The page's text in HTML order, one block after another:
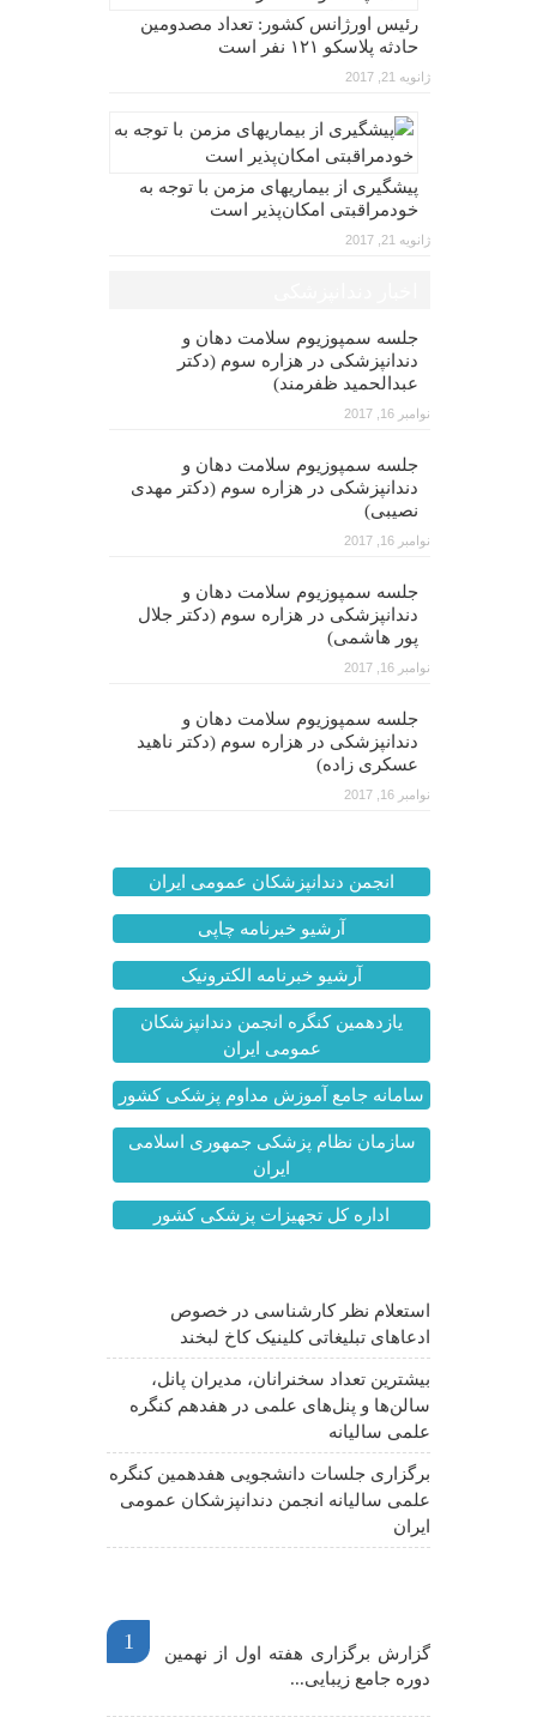
رئیس اورژانس کشور: تعداد مصدومین
حادثه پلاسکو ۱۲۱ نفر است
ژانویه 21, 2017
پیشگیری از بیماریهای مزمن با توجه به
خودمراقبتی امکان‌پذیر است
ژانویه 21, 2017
جلسه سمپوزیوم سلامت دهان و
دندانپزشکی در هزاره سوم (دکتر
عبدالحمید ظفرمند)
نوامبر 16, 2017
جلسه سمپوزیوم سلامت دهان و
دندانپزشکی در هزاره سوم (دکتر مهدی
نصیبی)
نوامبر 16, 2017
جلسه سمپوزیوم سلامت دهان و
دندانپزشکی در هزاره سوم (دکتر جلال
پور هاشمی)
نوامبر 16, 2017
جلسه سمپوزیوم سلامت دهان و
دندانپزشکی در هزاره سوم (دکتر ناهید
عسکری زاده)
نوامبر 16, 2017
انجمن دندانپزشکان عمومی ایران
آرشیو خبرنامه چاپی
آرشیو خبرنامه الکترونیک
یازدهمین کنگره انجمن دندانپزشکان
عمومی ایران
سامانه جامع آموزش مداوم پزشکی کشور
سازمان نظام پزشکی جمهوری اسلامی
ایران
اداره کل تجهیزات پزشکی کشور
استعلام نظر کارشناسی در خصوص
ادعاهای تبلیغاتی کلینیک کاخ لبخند
بیشترین تعداد سخنرانان، مدیران پانل،
سالن‌ها و پنل‌های علمی در هفدهم کنگره
علمی سالیانه
برگزاری جلسات دانشجویی هفدهمین کنگره
علمی سالیانه انجمن دندانپزشکان عمومی
ایران
1
گزارش برگزاری هفته اول از نهمین
دوره جامع زیبایی...